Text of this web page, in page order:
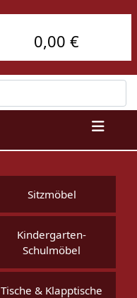
0,00 €
Sitzmöbel
Kindergarten-
Schulmöbel
Tische & Klapptische